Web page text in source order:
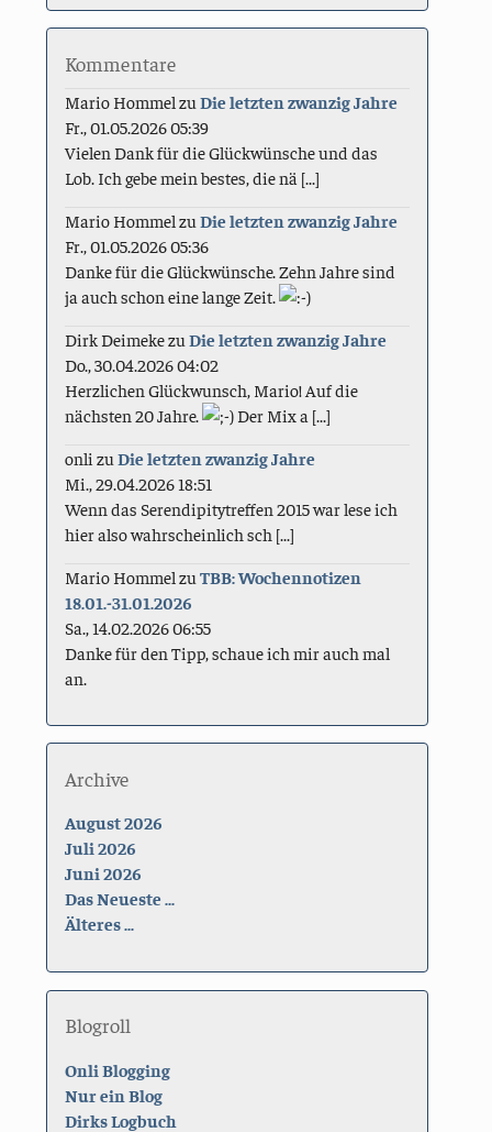
Kommentare
Mario Hommel zuDie letzten zwanzig Jahre
Fr., 01.05.2026 05:39
Vielen Dank für die Glückwünsche und das
Lob. Ich gebe mein bestes, die nä [...]
Mario Hommel zuDie letzten zwanzig Jahre
Fr., 01.05.2026 05:36
Danke für die Glückwünsche. Zehn Jahre sind
ja auch schon eine lange Zeit.
Dirk DeimekezuDie letzten zwanzig Jahre
Do., 30.04.2026 04:02
Herzlichen Glückwunsch, Mario! Auf die
nächsten 20 Jahre.
Der Mix a [...]
onli zuDie letzten zwanzig Jahre
Mi., 29.04.2026 18:51
Wenn das Serendipitytreffen 2015 war lese ich
hier also wahrscheinlich sch [...]
Mario Hommel zuTBB: Wochennotizen
18.01.-31.01.2026
Sa., 14.02.2026 06:55
Danke für den Tipp, schaue ich mir auch mal
an.
Archive
August 2026
Juli 2026
Juni 2026
Das Neueste ...
Älteres ...
Blogroll
Onli Blogging
Nur ein Blog
Dirks Logbuch